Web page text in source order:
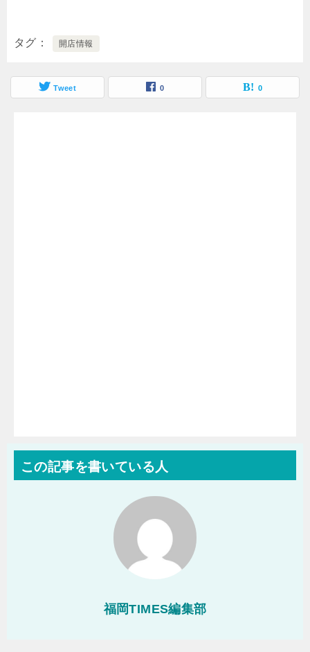
タグ 開店情報
Tweet 0 0
この記事を書いている人
福岡TIMES編集部